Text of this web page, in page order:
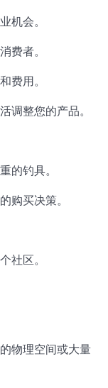
机会。
费者。
费用。
调整您的产品。
的钓具。
购买决策。
社区。
物理空间或大量